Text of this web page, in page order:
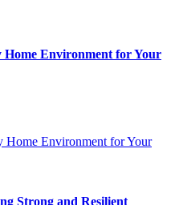
Home Environment for Your
Strong and Resilient